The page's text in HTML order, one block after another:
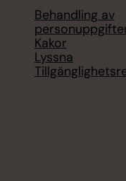
Behandling av
Kakor
Lyssna